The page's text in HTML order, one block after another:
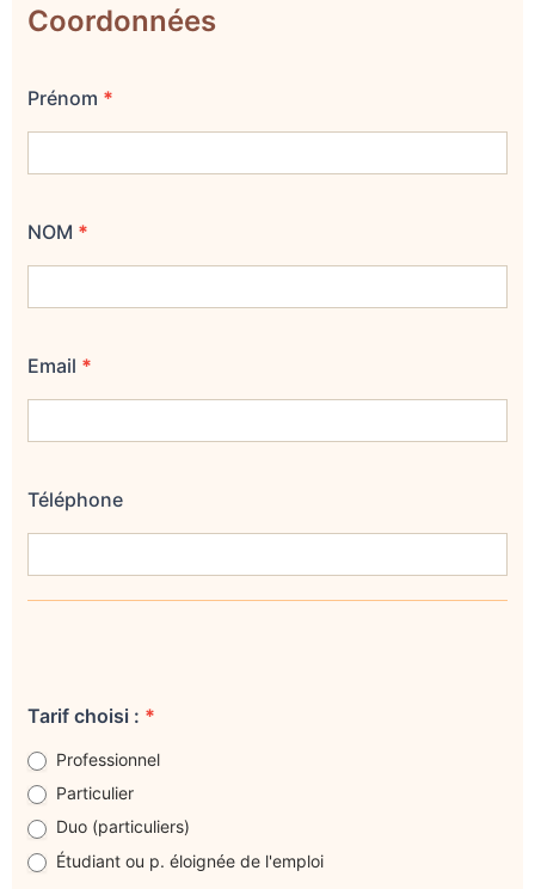
Coordonnées
Prénom *
NOM *
Email *
Téléphone
Tarif choisi : *
Professionnel
Particulier
Duo (particuliers)
Étudiant ou p. éloignée de l'emploi